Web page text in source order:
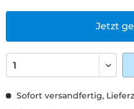
Jetzt
Sofort versandfertig,